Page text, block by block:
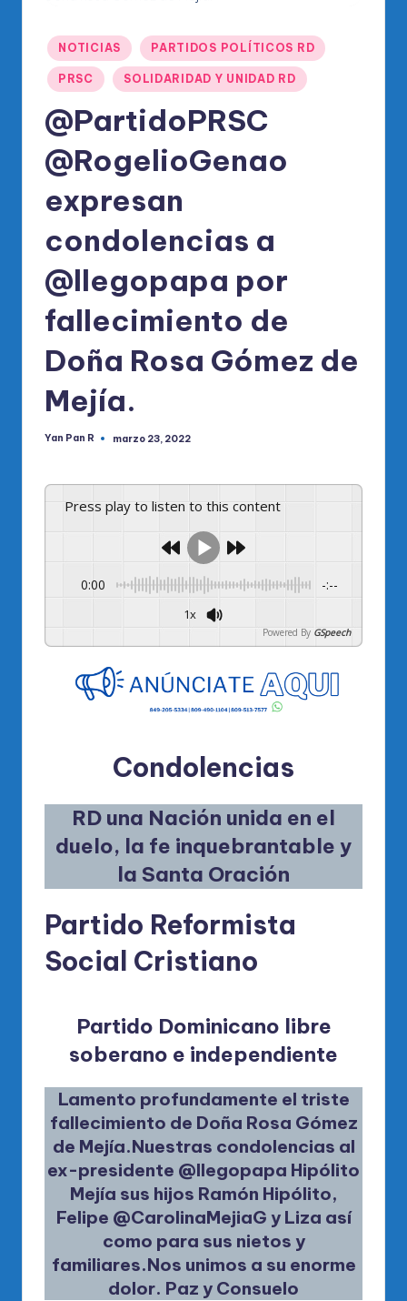
O
fi
ci
al
el
Publicado
en
NOTICIAS PARTIDOS POLÍTICOS RD
PRSC SOLIDARIDAD Y UNIDAD RD
@PartidoPRSC
@RogelioGenao
expresan
condolencias a
@llegopapa por
fallecimiento de
Doña Rosa Gómez de
Mejía.
Publicado
Yan Pan R marzo 23, 2022
Press play to listen to this content
0:00 -:--
1x
Powered By GSpeech
Condolencias
RD una Nación unida en el
duelo, la fe inquebrantable y
la Santa Oración
Partido Reformista
Social Cristiano
Partido Dominicano libre
soberano e independiente
Lamento profundamente el triste
fallecimiento de Doña Rosa Gómez
de Mejía.Nuestras condolencias al
ex-presidente @llegopapa Hipólito
Mejía sus hijos Ramón Hipólito,
Felipe @CarolinaMejiaG y Liza así
como para sus nietos y
familiares.Nos unimos a su enorme
dolor. Paz y Consuelo